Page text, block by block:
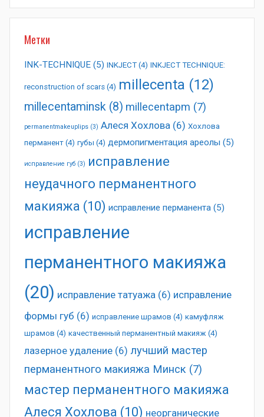
Метки
INK-TECHNIQUE (5) INKJECT (4) INKJECT TECHNIQUE:
reconstruction of scars (4) millecenta (12)
millecentaminsk (8) millecentapm (7)
permanentmakeuplips (3) Алеся Хохлова (6) Хохлова
перманент (4) губы (4) дермопигментация ареолы (5)
исправление губ (3) исправление
неудачного перманентного
макияжа (10) исправление перманента (5)
исправление
перманентного макияжа
(20) исправление татуажа (6) исправление
формы губ (6) исправление шрамов (4) камуфляж
шрамов (4) качественный перманентный макияж (4)
лазерное удаление (6) лучший мастер
перманентного макияжа Минск (7)
мастер перманентного макияжа
Алеся Хохлова (10) неорганические